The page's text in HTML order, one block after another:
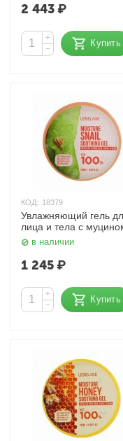
2 443₽
+
−
Купить
КОД: 18379
Увлажняющий гель
лица и тела с
улитки Moisture Snail
100% Soothing Gel 300
мл. Lebelage
в наличии
1 245₽
+
−
Купить